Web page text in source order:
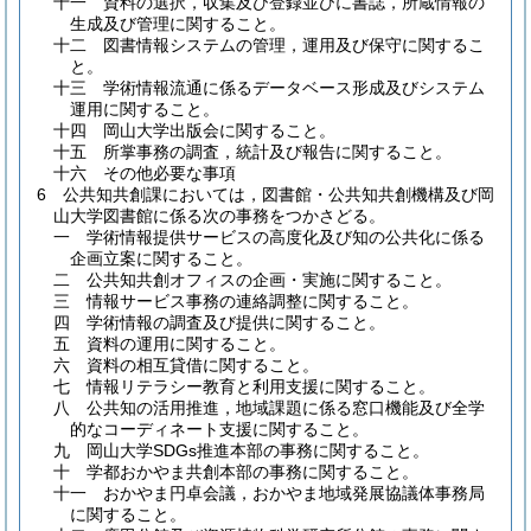
生成及び管理に関すること。
十二
図書情報システムの管理，運用及び保守に関するこ
と。
十三
学術情報流通に係るデータベース形成及びシステム
運用に関すること。
十四
岡山大学出版会に関すること。
十五
所掌事務の調査，統計及び報告に関すること。
十六
その他必要な事項
6
公共知共創課においては，図書館・公共知共創機構及び岡
山大学図書館に係る次の事務をつかさどる。
一
学術情報提供サービスの高度化及び知の公共化に係る
企画立案に関すること。
二
公共知共創オフィスの企画・実施に関すること。
三
情報サービス事務の連絡調整に関すること。
四
学術情報の調査及び提供に関すること。
五
資料の運用に関すること。
六
資料の相互貸借に関すること。
七
情報リテラシー教育と利用支援に関すること。
八
公共知の活用推進，地域課題に係る窓口機能及び全学
的なコーディネート支援に関すること。
九
岡山大学SDGs推進本部の事務に関すること。
十
学都おかやま共創本部の事務に関すること。
十一
おかやま円卓会議，おかやま地域発展協議体事務局
に関すること。